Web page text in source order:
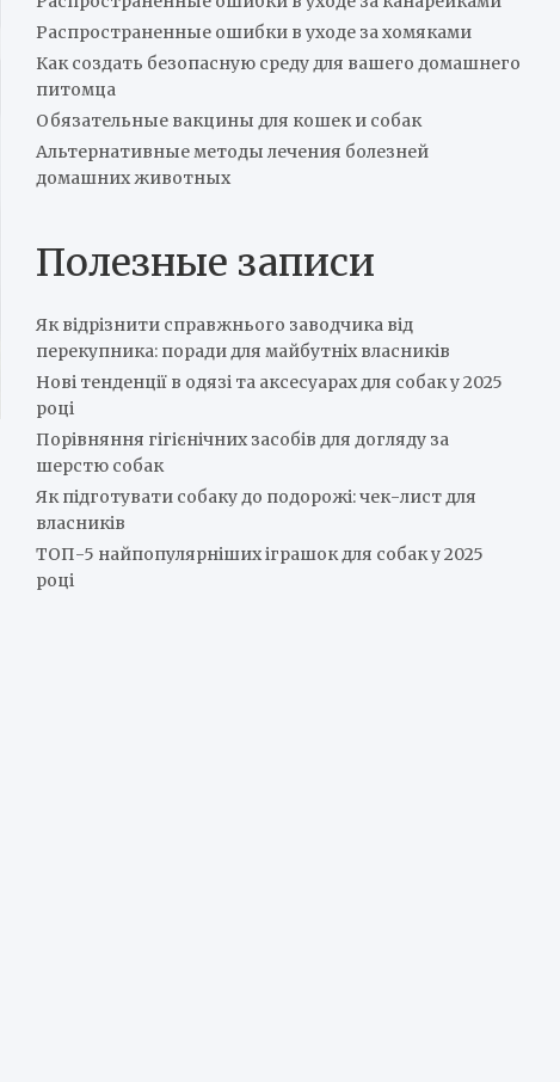
Распространенные ошибки в уходе за хомяками
Как создать безопасную среду для вашего домашнего
питомца
Обязательные вакцины для кошек и собак
Альтернативные методы лечения болезней
домашних животных
Полезные записи
Як відрізнити справжнього заводчика від
перекупника: поради для майбутніх власників
Нові тенденції в одязі та аксесуарах для собак у 2025
році
Порівняння гігієнічних засобів для догляду за
шерстю собак
Як підготувати собаку до подорожі: чек-лист для
власників
ТОП-5 найпопулярніших іграшок для собак у 2025
році